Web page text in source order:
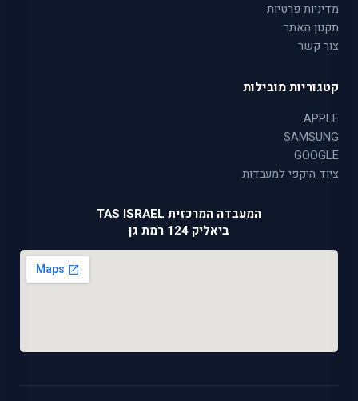
מדיניות פרטיות
תקנון האתר
צור קשר
קטגוריות מובילות
APPLE
SAMSUNG
GOOGLE
ציוד היקפי למעבדות
המעבדה המרכזית TAS ISRAEL
ביאליק 124 רמת גן